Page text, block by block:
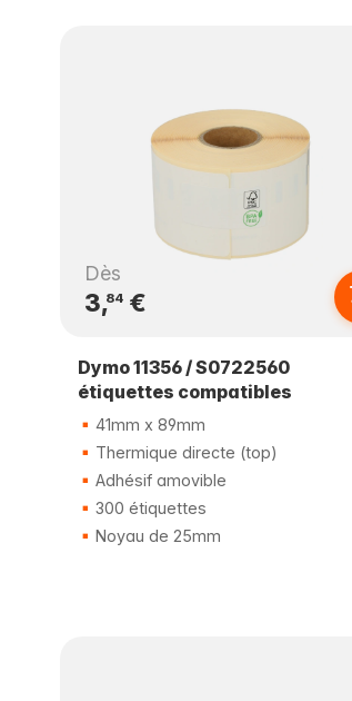
Dès
3,84€
Dymo 11356 / S0722560
étiquettes compatibles
41mm x 89mm
Thermique directe (top)
Adhésif amovible
300 étiquettes
Noyau de 25mm